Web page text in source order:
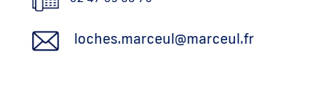
loches.marceul@marceul.fr